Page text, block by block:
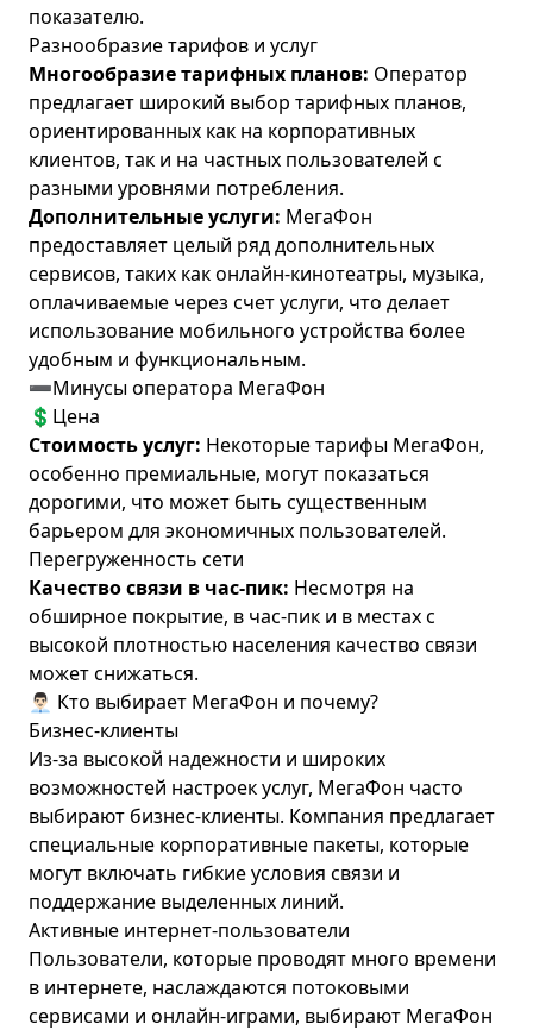
показателю.
Разнообразие тарифов и услуг
Многообразие тарифных планов: Оператор
предлагает широкий выбор тарифных планов,
ориентированных как на корпоративных
клиентов, так и на частных пользователей с
разными уровнями потребления.
Дополнительные услуги: МегаФон
предоставляет целый ряд дополнительных
сервисов, таких как онлайн-кинотеатры, музыка,
оплачиваемые через счет услуги, что делает
использование мобильного устройства более
удобным и функциональным.
➖Минусы оператора МегаФон
💲Цена
Стоимость услуг: Некоторые тарифы МегаФон,
особенно премиальные, могут показаться
дорогими, что может быть существенным
барьером для экономичных пользователей.
Перегруженность сети
Качество связи в час-пик: Несмотря на
обширное покрытие, в час-пик и в местах с
высокой плотностью населения качество связи
может снижаться.
👨🏻‍💼 Кто выбирает МегаФон и почему?
Бизнес-клиенты
Из-за высокой надежности и широких
возможностей настроек услуг, МегаФон часто
выбирают бизнес-клиенты. Компания предлагает
специальные корпоративные пакеты, которые
могут включать гибкие условия связи и
поддержание выделенных линий.
Активные интернет-пользователи
Пользователи, которые проводят много времени
в интернете, наслаждаются потоковыми
сервисами и онлайн-играми, выбирают МегаФон